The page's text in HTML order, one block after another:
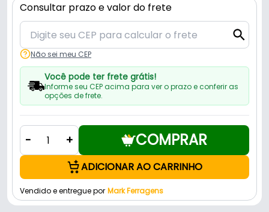
Consultar prazo e valor do frete
Não sei meu CEP
Você pode ter frete grátis!
Informe seu CEP acima para ver o prazo e conferir as
opções de frete.
- + COMPRAR
ADICIONAR AO CARRINHO
Vendido e entregue por Mark Ferragens